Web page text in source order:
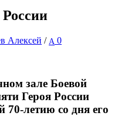
Алексей / 0
зале Боевой
Героя России
летию со дня его